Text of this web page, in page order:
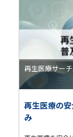
再生医療サー
再生医療の
み